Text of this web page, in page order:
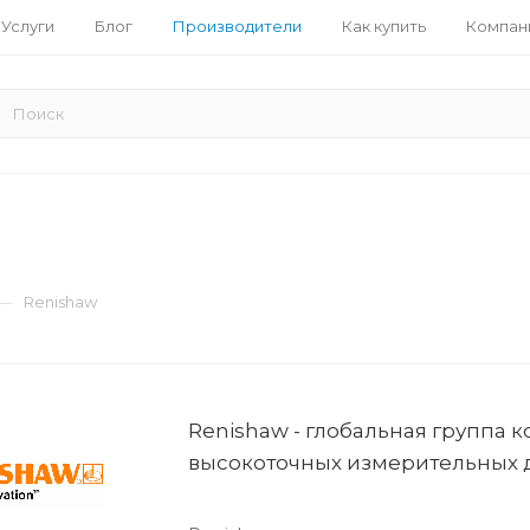
Услуги Блог Производители Как купить
Renishaw
Renishaw - глобальная группа
высокоточных измерительных